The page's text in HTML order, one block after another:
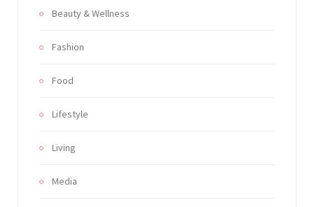
Beauty & Wellness
Fashion
Food
Lifestyle
Living
Media